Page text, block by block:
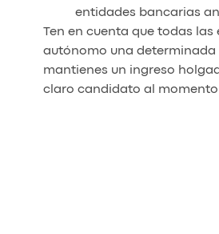
entidades bancarias
Ten en cuenta que todas
autónomo una determinada
mantienes un ingreso
claro candidato al momento